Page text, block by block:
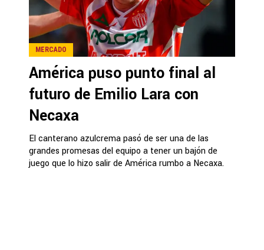
MERCADO
América puso punto final al
futuro de Emilio Lara con
Necaxa
El canterano azulcrema pasó de ser una de las
grandes promesas del equipo a tener un bajón de
juego que lo hizo salir de América rumbo a Necaxa.